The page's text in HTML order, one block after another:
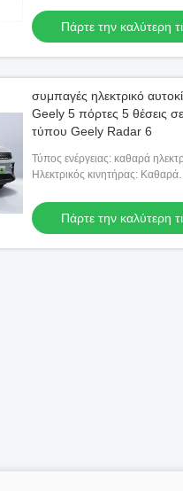
Πάρτε την καλύτερη
συμπαγές ηλεκτρικό
Geely 5 πόρτες 5 θέσεις
τύπου Geely Radar 6
Τύπος ενέργειας: καθαρά
Ηλεκτρικός κινητήρας: Καθαρά
Πάρτε την καλύτερη